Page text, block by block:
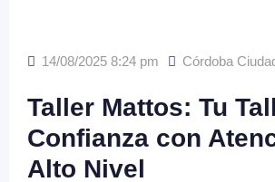
14/08/2025 8:24 pm Córdoba
Taller Mattos: Tu
Confianza con
Alto Nivel